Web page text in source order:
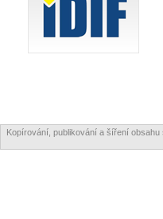
Kopírování, publikování a šíření obsahu